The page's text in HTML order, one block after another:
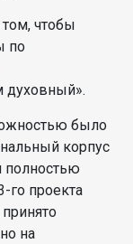
чтобы
по
духовный».
было
корпус
полностью
го проекта
на